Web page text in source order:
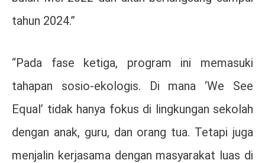
tahun 2024.”
“Pada fase ketiga, program ini memasuki
tahapan sosio-ekologis. Di mana ‘We See
Equal’ tidak hanya fokus di lingkungan sekolah
dengan anak, guru, dan orang tua. Tetapi juga
menjalin kerjasama dengan masyarakat luas di